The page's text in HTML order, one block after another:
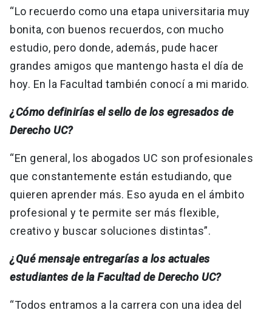
“Lo recuerdo como una etapa universitaria muy
bonita, con buenos recuerdos, con mucho
estudio, pero donde, además, pude hacer
grandes amigos que mantengo hasta el día de
hoy. En la Facultad también conocí a mi marido.
¿Cómo definirías el sello de los egresados de
Derecho UC?
“En general, los abogados UC son profesionales
que constantemente están estudiando, que
quieren aprender más. Eso ayuda en el ámbito
profesional y te permite ser más flexible,
creativo y buscar soluciones distintas”.
¿Qué mensaje entregarías a los actuales
estudiantes de la Facultad de Derecho UC?
“Todos entramos a la carrera con una idea del